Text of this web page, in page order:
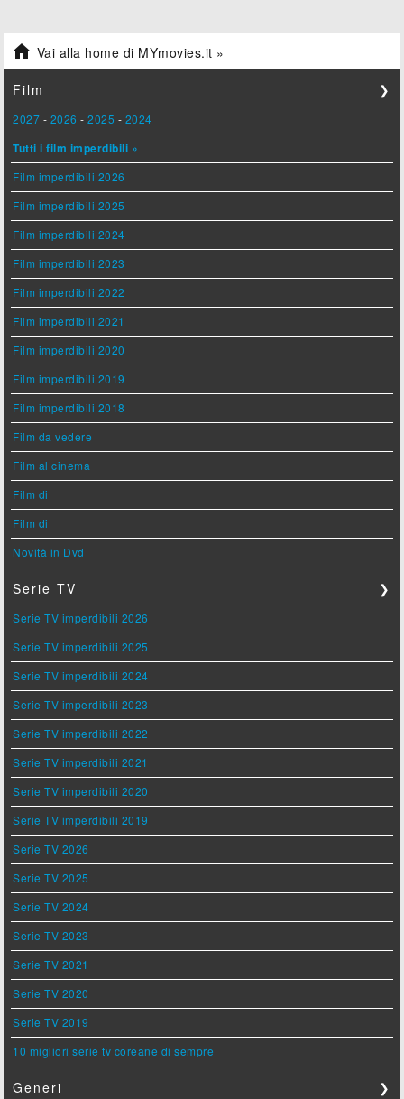
 Vai alla home di MYmovies.it »
Film ❯
2027 - 2026 -2025 - 2024
Tutti i film imperdibili »
Film imperdibili 2026
Film imperdibili 2025
Film imperdibili 2024
Film imperdibili 2023
Film imperdibili 2022
Film imperdibili 2021
Film imperdibili 2020
Film imperdibili 2019
Film imperdibili 2018
Film da vedere
Film al cinema
Film di
Film di
Novità in Dvd
Serie TV ❯
Serie TV imperdibili 2026
Serie TV imperdibili 2025
Serie TV imperdibili 2024
Serie TV imperdibili 2023
Serie TV imperdibili 2022
Serie TV imperdibili 2021
Serie TV imperdibili 2020
Serie TV imperdibili 2019
Serie TV 2026
Serie TV 2025
Serie TV 2024
Serie TV 2023
Serie TV 2021
Serie TV 2020
Serie TV 2019
10 migliori serie tv coreane di sempre
Generi ❯